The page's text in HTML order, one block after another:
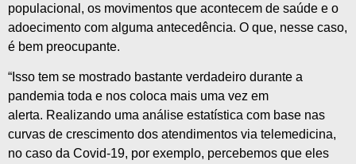
populacional, os movimentos que acontecem de saúde e o
adoecimento com alguma antecedência. O que, nesse caso,
é bem preocupante.
“Isso tem se mostrado bastante verdadeiro durante a
pandemia toda e nos coloca mais uma vez em
alerta. Realizando uma análise estatística com base nas
curvas de crescimento dos atendimentos via telemedicina,
no caso da Covid-19, por exemplo, percebemos que eles